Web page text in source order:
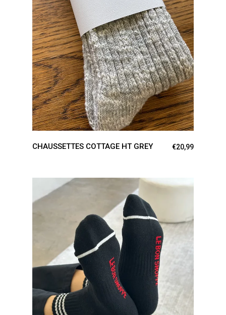
AJOUTER AU PANIER
CHAUSSETTES COTTAGE HT GREY €20,99
AJOUTER AU PANIER